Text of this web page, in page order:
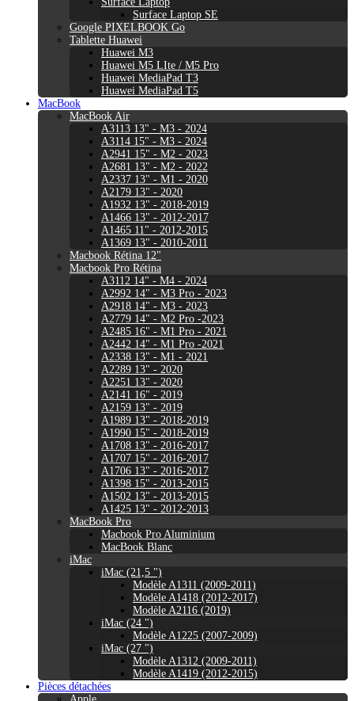
Surface Laptop SE
Google PIXELBOOK Go
Tablette Huawei
Huawei M3
Huawei M5 LIte / M5 Pro
Huawei MediaPad T3
Huawei MediaPad T5
MacBook
MacBook Air
A3113 13" - M3 - 2024
A3114 15" - M3 - 2024
A2941 15" - M2 - 2023
A2681 13" - M2 - 2022
A2337 13" - M1 - 2020
A2179 13" - 2020
A1932 13" - 2018-2019
A1466 13" - 2012-2017
A1465 11" - 2012-2015
A1369 13" - 2010-2011
Macbook Rétina 12"
Macbook Pro Rétina
A3112 14" - M4 - 2024
A2992 14" - M3 Pro - 2023
A2918 14" - M3 - 2023
A2779 14" - M2 Pro -2023
A2485 16" - M1 Pro - 2021
A2442 14" - M1 Pro -2021
A2338 13" - M1 - 2021
A2289 13" - 2020
A2251 13" - 2020
A2141 16" - 2019
A2159 13" - 2019
A1989 13" - 2018-2019
A1990 15" - 2018-2019
A1708 13" - 2016-2017
A1707 15" - 2016-2017
A1706 13" - 2016-2017
A1398 15" - 2013-2015
A1502 13" - 2013-2015
A1425 13" - 2012-2013
MacBook Pro
Macbook Pro Aluminium
MacBook Blanc
iMac
iMac (21,5 ")
Modèle A1311 (2009-2011)
Modèle A1418 (2012-2017)
Modèle A2116 (2019)
iMac (24 ")
Modèle A1225 (2007-2009)
iMac (27 ")
Modèle A1312 (2009-2011)
Modèle A1419 (2012-2015)
Pièces détachées